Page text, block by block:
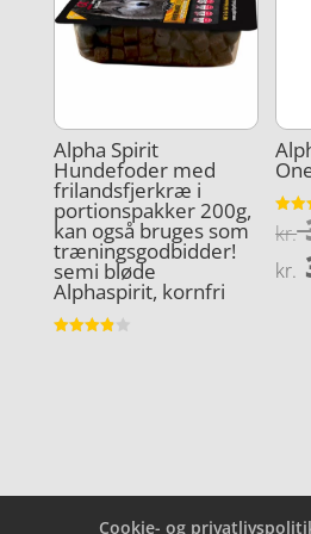
Alpha Spirit
Hundefoder med
frilandsfjerkræ i
portionspakker 200g,
kan også bruges som
træningsgodbidder!
semi bløde
Alphaspirit, kornfri
4.9
kr.
kr.
Cookie- og